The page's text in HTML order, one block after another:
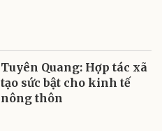
Tuyên Quang: Hợp tác xã
tạo sức bật cho kinh tế
nông thôn